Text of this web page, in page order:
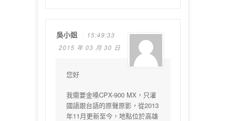
吳小姐
15:49:33
2015 年 03 月 30 日
您好
我需要金嗓CPX-900 MX，只灌
國語跟台語的原聲原影，從2013
年11月更新至今，地點位於高雄